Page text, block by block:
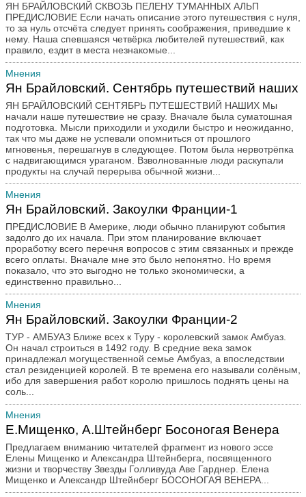
ЯН БРАЙЛОВСКИЙ СКВОЗЬ ПЕЛЕНУ ТУМАННЫХ АЛЬП
ПРЕДИСЛОВИЕ Если начать описание этого путешествия с нуля,
то за нуль отсчёта следует принять соображения, приведшие к
нему. Наша спевшаяся четвёрка любителей путешествий, как
правило, ездит в места незнакомые...
Мнения
Ян Брайловский. Сентябрь путешествий наших
ЯН БРАЙЛОВСКИЙ СЕНТЯБРЬ ПУТЕШЕСТВИЙ НАШИХ Мы
начали наше путешествие не сразу. Вначале была суматошная
подготовка. Мысли приходили и уходили быстро и неожиданно,
так что мы даже не успевали опомниться от прошлого
мгновенья, перешагнув в следующее. Потом была нервотрёпка
с надвигающимся ураганом. Взволнованные люди раскупали
продукты на случай перерыва обычной жизни...
Мнения
Ян Брайловский. Закоулки Франции-1
ПРЕДИСЛОВИЕ В Америке, люди обычно планируют события
задолго до их начала. При этом планирование включает
проработку всего перечня вопросов с этим связанных и прежде
всего оплаты. Вначале мне это было непонятно. Но время
показало, что это выгодно не только экономически, а
единственно правильно...
Мнения
Ян Брайловский. Закоулки Франции-2
ТУР - АМБУАЗ Ближе всех к Туру - королевский замок Амбуаз.
Он начал строиться в 1492 году. В средние века замок
принадлежал могущественной семье Амбуаз, а впоследствии
стал резиденцией королей. В те времена его называли солёным,
ибо для завершения работ королю пришлось поднять цены на
соль...
Мнения
Е.Мищенко, А.Штейнберг Босоногая Венера
Предлагаем вниманию читателей фрагмент из нового эссе
Елены Мищенко и Александра Штейнберга, посвященного
жизни и творчеству Звезды Голливуда Аве Гарднер. Елена
Мищенко и Александр Штейнберг БОСОНОГАЯ ВЕНЕРА...